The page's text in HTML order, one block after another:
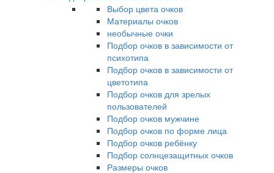
Выбор цвета очков
Материалы очков
необычные очки
Подбор очков в зависимости от
психотипа
Подбор очков в зависимости от
цветотипа
Подбор очков для зрелых
пользователей
Подбор очков мужчине
Подбор очков по форме лица
Подбор очков ребёнку
Подбор солнцезащитных очков
Размеры очков